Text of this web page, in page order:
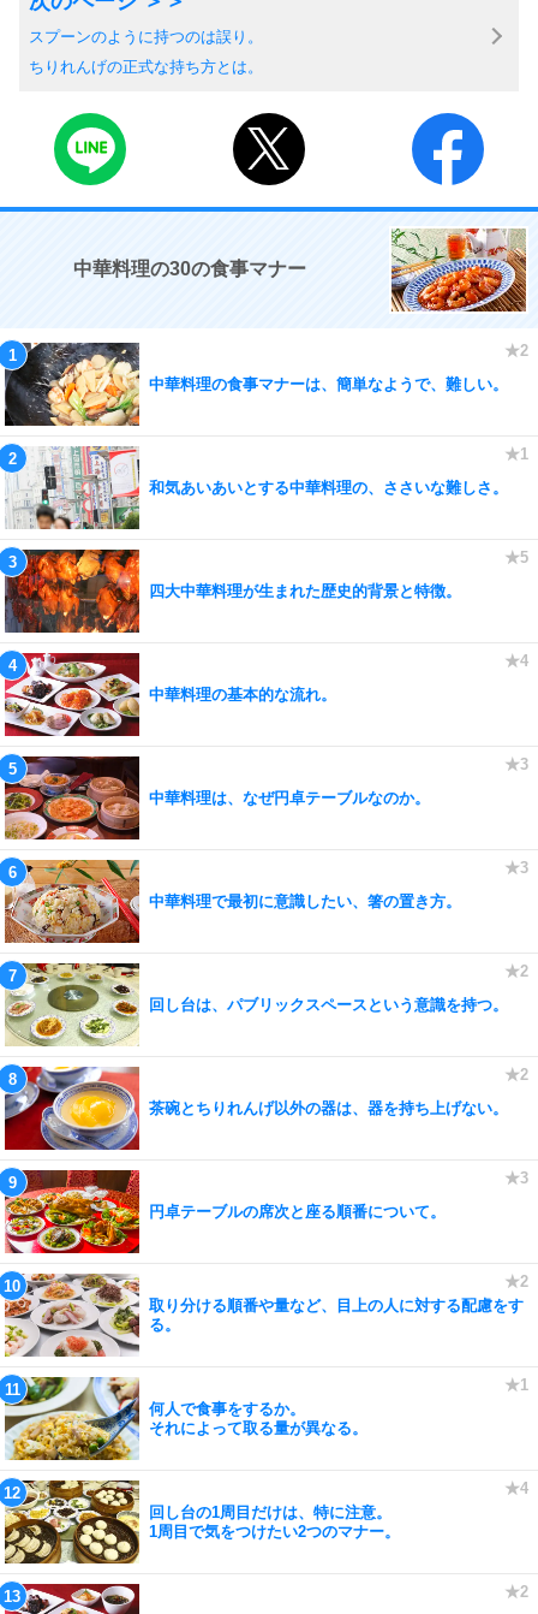
スプーンのように持つのは誤り。
ちりれんげの正式な持ち方とは。
中華料理の30の食事マナー
中華料理の食事マナーは、簡単なようで、難しい。
和気あいあいとする中華料理の、ささいな難しさ。
四大中華料理が生まれた歴史的背景と特徴。
中華料理の基本的な流れ。
中華料理は、なぜ円卓テーブルなのか。
中華料理で最初に意識したい、箸の置き方。
回し台は、パブリックスペースという意識を持つ。
茶碗とちりれんげ以外の器は、器を持ち上げない。
円卓テーブルの席次と座る順番について。
取り分ける順番や量など、目上の人に対する配慮をす
る。
何人で食事をするか。
それによって取る量が異なる。
回し台の1周目だけは、特に注意。
1周目で気をつけたい2つのマナー。